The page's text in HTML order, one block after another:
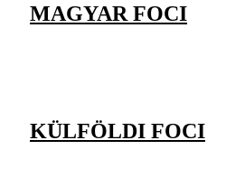
MAGYAR FOCI
KÜLFÖLDI FOCI